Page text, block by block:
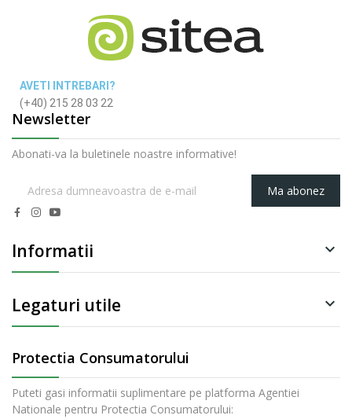
AVETI INTREBARI?
(+40) 215 28 03 22
Newsletter
Abonati-va la buletinele noastre informative!
Ma abonez
Informatii 
Legaturi utile 
Protectia Consumatorului
Puteti gasi informatii suplimentare pe platforma Agentiei
Nationale pentru Protectia Consumatorului: